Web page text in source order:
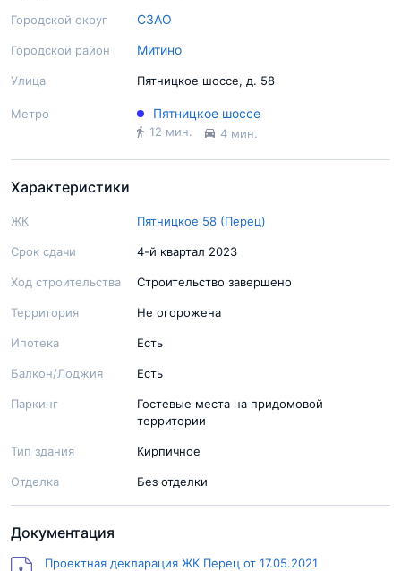
Городской округ СЗАО
Городской район Митино
Улица Пятницкое шоссе, д. 58
Метро Пятницкое шоссе
12 мин. 4 мин.
Характеристики
ЖК Пятницкое 58 (Перец)
Срок сдачи 4-й квартал 2023
Ход строительства Строительство завершено
Территория Не огорожена
Ипотека Есть
Балкон/Лоджия Есть
Паркинг
Гостевые места на придомовой
территории
Тип здания Кирпичное
Отделка Без отделки
Документация
Проектная декларация ЖК Перец от 17.05.2021